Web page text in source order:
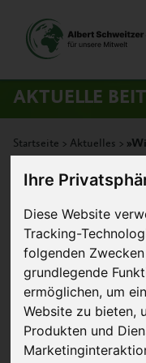
Ihre
Diese Website
Tracking-
folgenden
grundlegende
ermöglichen, um
Website zu bieten,
Produkten und
AKTUELLE
Startseite > Aktuelles >
»Wir haben